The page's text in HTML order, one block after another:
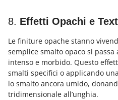
8. Effetti Opachi e
Le finiture opache stanno
semplice smalto opaco si
intenso e morbido. Questo
smalti specifici o applicando
lo smalto ancora umido,
tridimensionale all’unghia.